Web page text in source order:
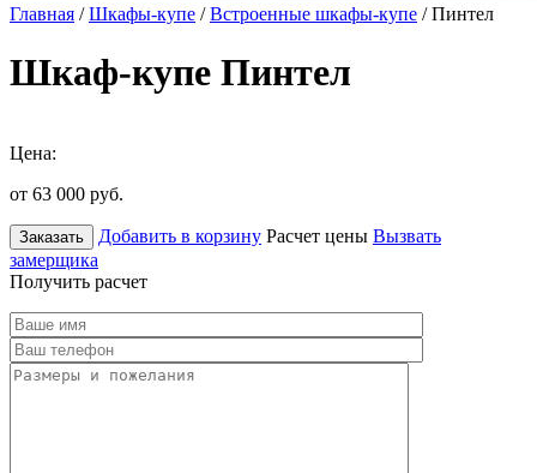
Главная /Шкафы-купе /Встроенные шкафы-купе / Пинтел
Шкаф-купе Пинтел
Цена:
от 63 000 руб.
Заказать Добавить в корзину Расчет цены Вызвать
замерщика
Получить расчет